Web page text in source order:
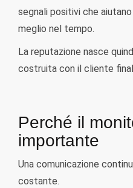
segnali positivi che
meglio nel tempo.
La reputazione nasce
costruita con il cliente
Perché il
importante
Una comunicazione
costante.